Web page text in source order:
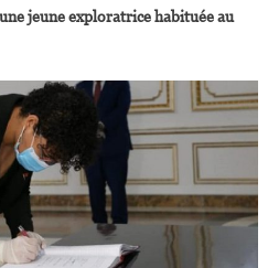
Ministre »
Portefeuilles
Ministériels
À
jeune exploratrice habituée au